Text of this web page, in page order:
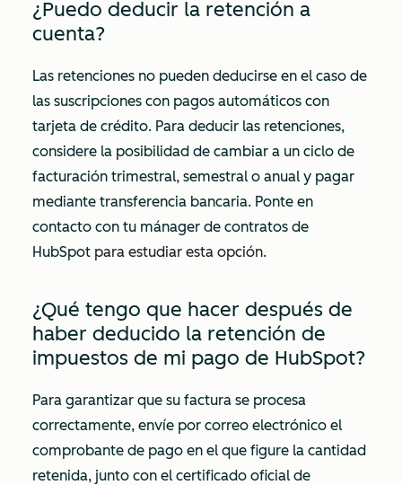
¿Puedo deducir la retención a
cuenta?
Las retenciones no pueden deducirse en el caso de
las suscripciones con pagos automáticos con
tarjeta de crédito. Para deducir las retenciones,
considere la posibilidad de cambiar a un ciclo de
facturación trimestral, semestral o anual y pagar
mediante transferencia bancaria. Ponte en
contacto con tu mánager de contratos de
HubSpot para estudiar esta opción.
¿Qué tengo que hacer después de
haber deducido la retención de
impuestos de mi pago de HubSpot?
Para garantizar que su factura se procesa
correctamente, envíe por correo electrónico el
comprobante de pago en el que figure la cantidad
retenida, junto con el certificado oficial de